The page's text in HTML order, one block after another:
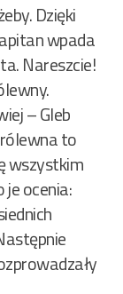
Dzięki
wpada
Nareszcie!
– Gleb
to
wszystkim
ocenia: